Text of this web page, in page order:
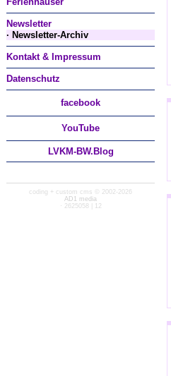
Newsletter
· Newsletter-Archiv
Kontakt & Impressum
Datenschutz
facebook
YouTube
LVKM-BW.Blog
coding + custom cms © 2002-2026
AD1 media
· 2625058 | 12